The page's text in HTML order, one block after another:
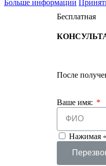
Больше информации
Бесплатная
После
Ваше имя:
Нажимая